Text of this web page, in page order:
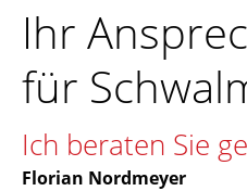
Ihr
für
Ich beraten Sie
Florian Nordmeyer